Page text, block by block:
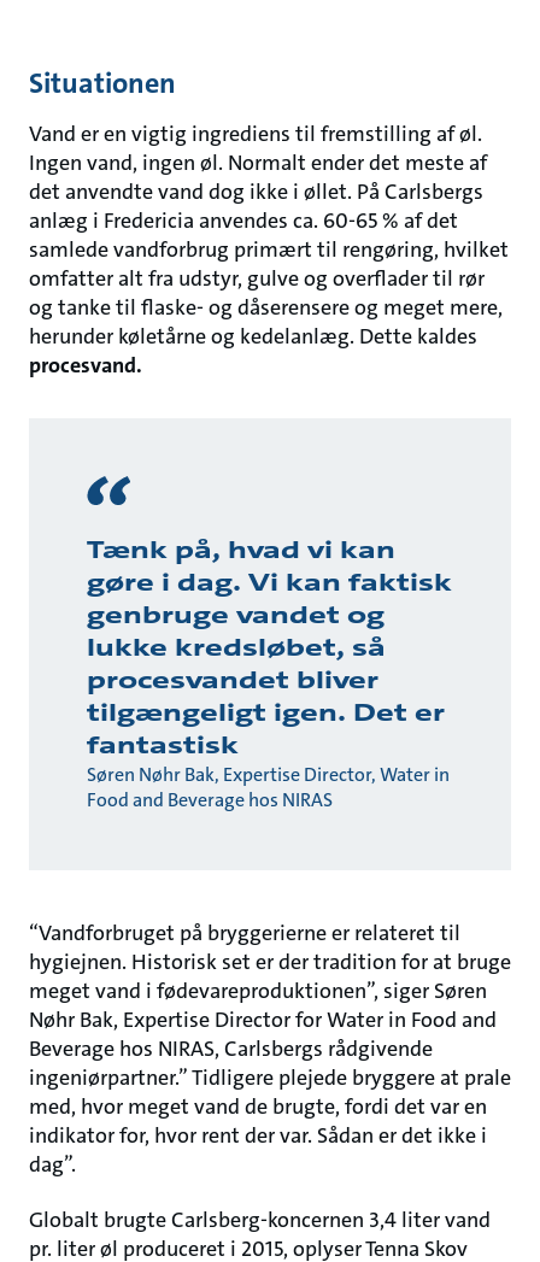
Situationen
Vand er en vigtig ingrediens til fremstilling af øl.
Ingen vand, ingen øl. Normalt ender det meste af
det anvendte vand dog ikke i øllet. På Carlsbergs
anlæg i Fredericia anvendes ca. 60-65 % af det
samlede vandforbrug primært til rengøring, hvilket
omfatter alt fra udstyr, gulve og overflader til rør
og tanke til flaske- og dåserensere og meget mere,
herunder køletårne og kedelanlæg. Dette kaldes
procesvand.
Tænk på, hvad vi kan
gøre i dag. Vi kan faktisk
genbruge vandet og
lukke kredsløbet, så
procesvandet bliver
tilgængeligt igen. Det er
fantastisk
Søren Nøhr Bak, Expertise Director, Water in
Food and Beverage hos NIRAS
“Vandforbruget på bryggerierne er relateret til
hygiejnen. Historisk set er der tradition for at bruge
meget vand i fødevareproduktionen”, siger Søren
Nøhr Bak, Expertise Director for Water in Food and
Beverage hos NIRAS, Carlsbergs rådgivende
ingeniørpartner.” Tidligere plejede bryggere at prale
med, hvor meget vand de brugte, fordi det var en
indikator for, hvor rent der var. Sådan er det ikke i
dag”.
Globalt brugte Carlsberg-koncernen 3,4 liter vand
pr. liter øl produceret i 2015, oplyser Tenna Skov